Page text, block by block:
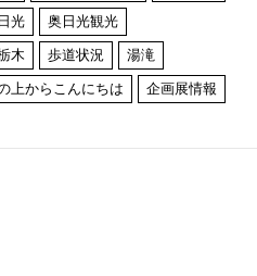
光 奥日光観光
木 歩道状況 湯滝
上からこんにちは 企画展情報